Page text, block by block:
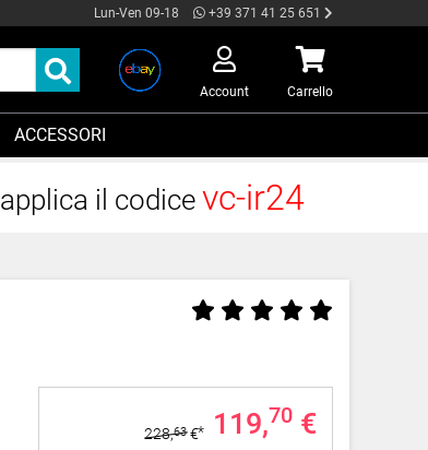
Lun-Ven 09-18 +39 371 41 25 651
Account Carrello
ACCESSORI
il codice vc-ir24
228,63€ 119,70€